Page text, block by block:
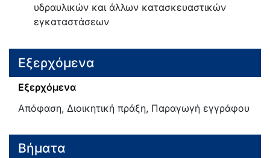
υδραυλικών και άλλων κατασκευαστικών
εγκαταστάσεων
Εξερχόμενα
Εξερχόμενα
Απόφαση, Διοικητική πράξη, Παραγωγή εγγράφου
Βήματα